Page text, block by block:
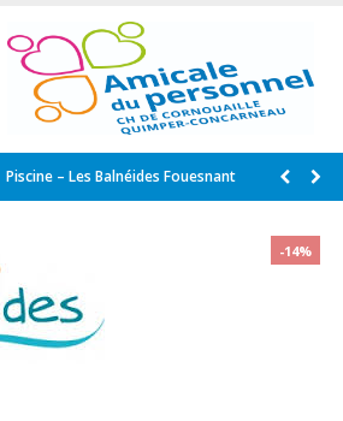
Piscine – Les Balnéides Fouesnant
-14%